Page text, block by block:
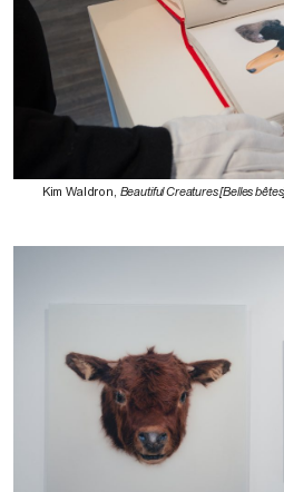
Kim Waldron, Beautiful Creatures [Belles